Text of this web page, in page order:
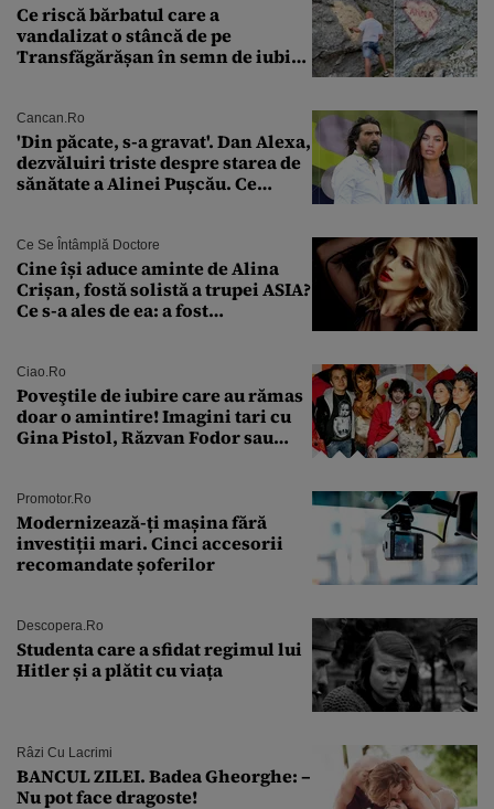
Ce riscă bărbatul care a
vandalizat o stâncă de pe
Transfăgărășan în semn de iubire
Cancan.ro
'Din păcate, s-a gravat'. Dan Alexa,
dezvăluiri triste despre starea de
sănătate a Alinei Pușcău. Ce
Ce Se Întâmplă Doctore
Cine își aduce aminte de Alina
Crișan, fostă solistă a trupei ASIA?
Ce s-a ales de ea: a fost
Ciao.ro
Poveştile de iubire care au rămas
doar o amintire! Imagini tari cu
Gina Pistol, Răzvan Fodor sau
Promotor.ro
Modernizează-ți mașina fără
investiții mari. Cinci accesorii
recomandate șoferilor
Descopera.ro
Studenta care a sfidat regimul lui
Hitler și a plătit cu viața
Râzi Cu Lacrimi
BANCUL ZILEI. Badea Gheorghe: –
Nu pot face dragoste!